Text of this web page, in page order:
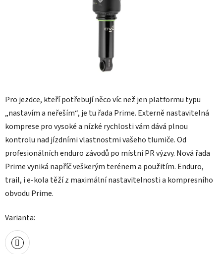
Pro jezdce, kteří potřebují něco víc než jen platformu typu
„nastavím a neřeším“, je tu řada Prime. Externě nastavitelná
komprese pro vysoké a nízké rychlosti vám dává plnou
kontrolu nad jízdními vlastnostmi vašeho tlumiče. Od
profesionálních enduro závodů po místní PR výzvy. Nová řada
Prime vyniká napříč veškerým terénem a použitím. Enduro,
trail, i e-kola těží z maximální nastavitelnosti a kompresního
obvodu Prime.
Varianta: